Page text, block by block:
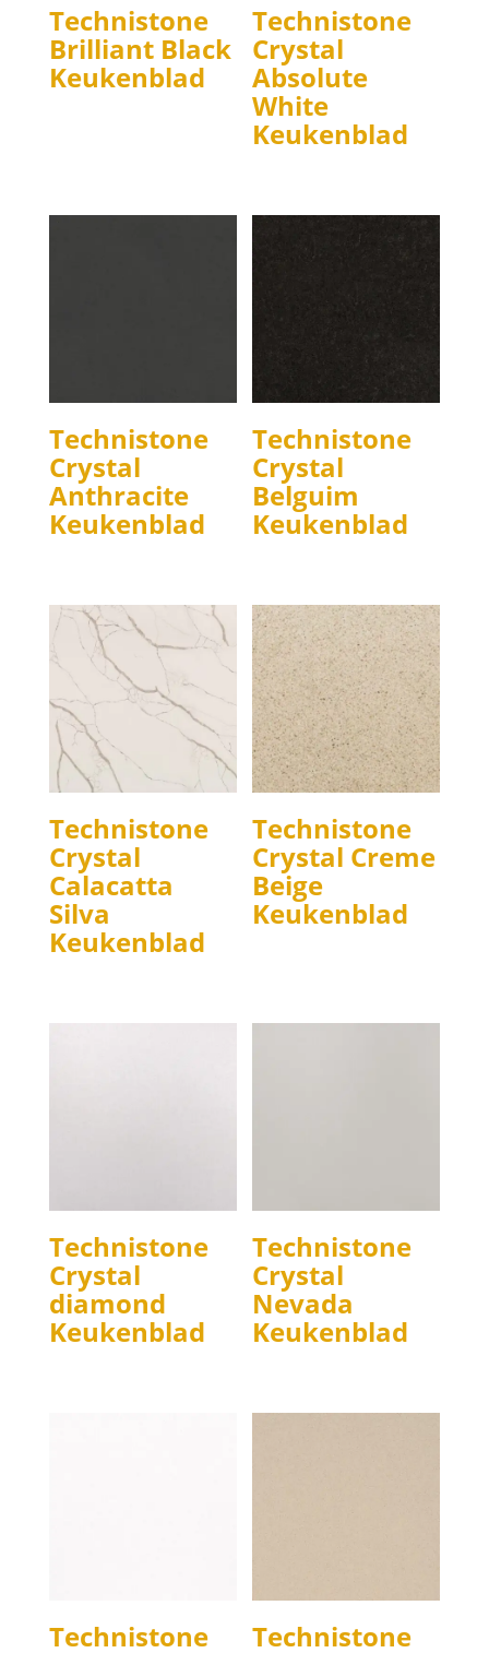
Technistone
Brilliant Black
Keukenblad
Technistone
Crystal
Absolute
White
Keukenblad
Technistone
Crystal
Anthracite
Keukenblad
Technistone
Crystal
Belguim
Keukenblad
Technistone
Crystal
Calacatta
Silva
Keukenblad
Technistone
Crystal Creme
Beige
Keukenblad
Technistone
Crystal
diamond
Keukenblad
Technistone
Crystal
Nevada
Keukenblad
Technistone Technistone